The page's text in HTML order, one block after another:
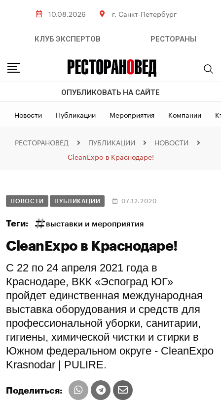
10.08.2026 г. Санкт-Петербург
КЛУБ ЭКСПЕРТОВ РЕСТОРАНЫ
ОПУБЛИКОВАТЬ НА САЙТЕ
Новости Публикации Мероприятия Компании
РЕСТОРАНОВЕД ПУБЛИКАЦИИ
НОВОСТИ
CleanExpo в Краснодаре!
НОВОСТИ ПУБЛИКАЦИИ 07.12.2020
Теги: выставки и мероприятия
CleanExpo в Краснодаре!
С 22 по 24 апреля 2021 года в
Краснодаре, ВКК «Эспоград ЮГ»
пройдет единственная международная
выставка оборудования и средств для
профессиональной уборки, санитарии,
гигиены, химической чистки и стирки в
Южном федеральном округе - CleanExpo
Krasnodar | PULIRE.
Поделиться: